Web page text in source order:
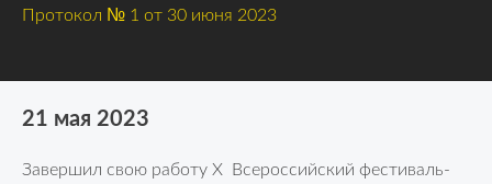
Протокол № 1 от 30 июня 2023
21 мая 2023
Завершил свою работу X Всероссийский фестиваль-